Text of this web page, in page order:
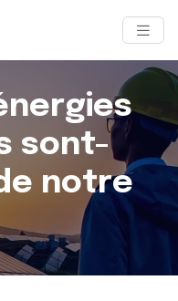
sont-
notre